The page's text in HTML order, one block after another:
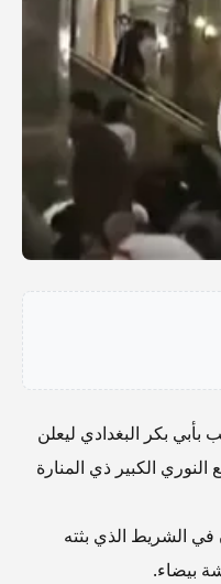
بأبي بكر البغدادي ليعلن
الكبير ذي المنارة
الشريط الذي بثته
بيضاء.